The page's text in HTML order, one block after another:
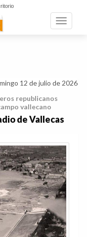
Toggle
12 de julio de 2026
republicanos
vallecano
de Vallecas